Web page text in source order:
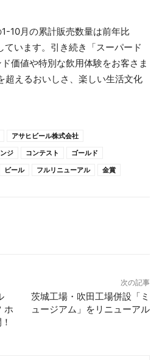
10月の累計販売数量は前年比
ています。引き続き「スーパード
価値や特別な飲用体験をお客さま
超えるおいしさ、楽しい生活文化
アサヒビール株式会社
ジ
コンテスト
ゴールド
ビール フルリニューアル 金賞
ホ
次の記事
茨城工場・吹田工場併設「ミ
ュージアム」をリニューアル